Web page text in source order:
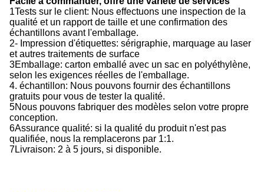
1Tests sur le client: Nous effectuons une inspection de la
qualité et un rapport de taille et une confirmation des
échantillons avant l'emballage.
2- Impression d'étiquettes: sérigraphie, marquage au laser
et autres traitements de surface
3Emballage: carton emballé avec un sac en polyéthylène,
selon les exigences réelles de l'emballage.
4. échantillon: Nous pouvons fournir des échantillons
gratuits pour vous de tester la qualité.
5Nous pouvons fabriquer des modèles selon votre propre
conception.
6Assurance qualité: si la qualité du produit n'est pas
qualifiée, nous la remplacerons par 1:1.
7Livraison: 2 à 5 jours, si disponible.